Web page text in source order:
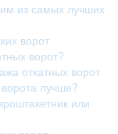
из самых лучших
ворот
ворот?
откатных ворот
лучше?
или